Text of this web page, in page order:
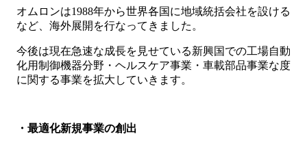
オムロンは1988年から世界各国に地域統括会社を設ける
など、海外展開を行なってきました。
今後は現在急速な成長を見せている新興国での工場自動
化用制御機器分野・ヘルスケア事業・車載部品事業な度
に関する事業を拡大していきます。
・最適化新規事業の創出